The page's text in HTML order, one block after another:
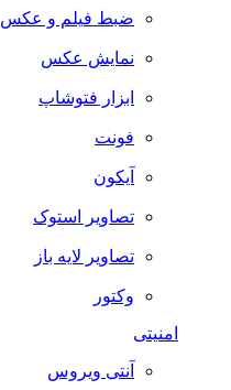
ضبط فيلم و عكس
نمایش عکس
ابزار فتوشاپ
فونت
آیکون
تصاویر استوک
تصاویر لایه باز
وکتور
امنیتی
آنتی ویروس